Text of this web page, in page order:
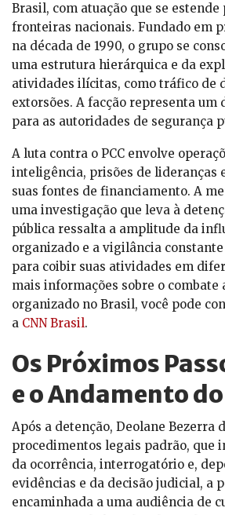
Brasil, com atuação que se estende
fronteiras nacionais. Fundado em
na década de 1990, o grupo se
uma estrutura hierárquica e da
atividades ilícitas, como tráfico de
extorsões. A facção representa um
para as autoridades de segurança
A luta contra o PCC envolve
inteligência, prisões de lideranças
suas fontes de financiamento. A
uma investigação que leva à
pública ressalta a amplitude da
organizado e a vigilância
para coibir suas atividades em
mais informações sobre o combate
organizado no Brasil, você pode
a CNN Brasil.
Os Próximos
e o Andamento do
Após a detenção, Deolane Bezerra
procedimentos legais padrão, que
da ocorrência, interrogatório e,
evidências e da decisão judicial, a
encaminhada a uma audiência de